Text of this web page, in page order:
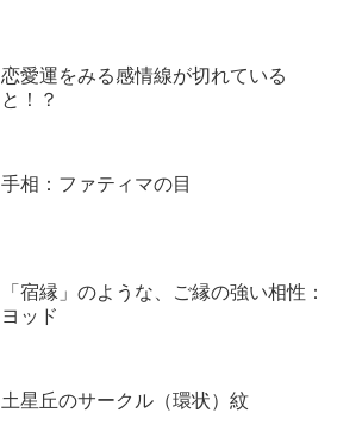
恋愛運をみる感情線が切れている
と！？
手相：ファティマの目
「宿縁」のような、ご縁の強い相性：
ヨッド
土星丘のサークル（環状）紋